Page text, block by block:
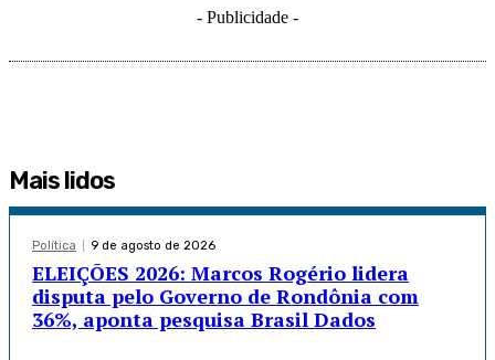
- Publicidade -
Mais lidos
Política 9 de agosto de 2026
ELEIÇÕES 2026: Marcos Rogério lidera
disputa pelo Governo de Rondônia com
36%, aponta pesquisa Brasil Dados